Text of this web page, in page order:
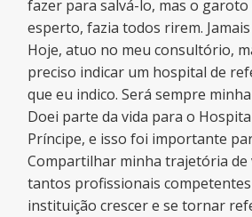
fazer para salvá-lo, mas o garoto
esperto, fazia todos rirem.
Hoje, atuo no meu consultório,
preciso indicar um hospital de
que eu indico. Será sempre
Doei parte da vida para o
Príncipe, e isso foi importante
Compartilhar minha trajetória de
tantos profissionais
instituição crescer e se tornar